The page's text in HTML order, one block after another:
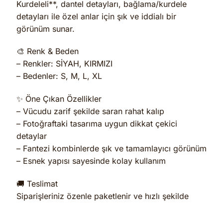
Kurdeleli**, dantel detayları, bağlama/kurdele
detayları ile özel anlar için şık ve iddialı bir
görünüm sunar.
🎨 Renk & Beden
– Renkler: SİYAH, KIRMIZI
– Bedenler: S, M, L, XL
✨ Öne Çıkan Özellikler
– Vücudu zarif şekilde saran rahat kalıp
– Fotoğraftaki tasarıma uygun dikkat çekici
detaylar
– Fantezi kombinlerde şık ve tamamlayıcı görünüm
– Esnek yapısı sayesinde kolay kullanım
🚚 Teslimat
Siparişleriniz özenle paketlenir ve hızlı şekilde